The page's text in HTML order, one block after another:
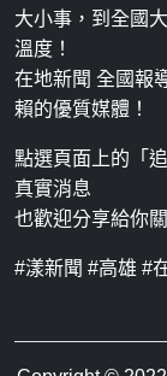
大小事，到全國
溫度！
在地新聞 全國報
賴的優質媒體！
點選頁面上的「
真實消息
也歡迎分享給你
#漾新聞 #高雄 #